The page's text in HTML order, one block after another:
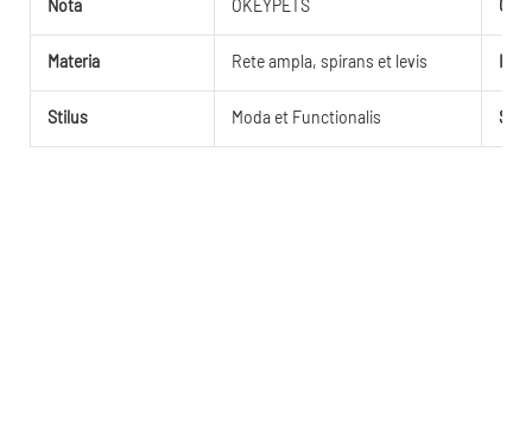
Nota OKEYPETS
Materia Rete ampla, spirans et levis
Stilus Moda et Functionalis